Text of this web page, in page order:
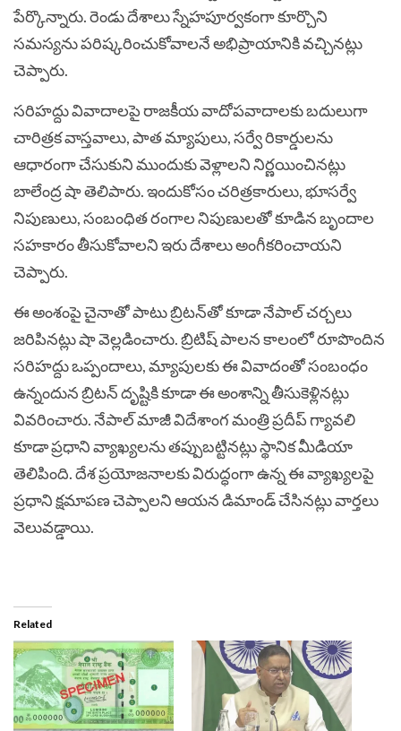
పేర్కొన్నారు. రెండు దేశాలు స్నేహపూర్వకంగా కూర్చొని
సమస్యను పరిష్కరించుకోవాలనే అభిప్రాయానికి వచ్చినట్లు
చెప్పారు.
సరిహద్దు వివాదాలపై రాజకీయ వాదోపవాదాలకు బదులుగా
చారిత్రక వాస్తవాలు, పాత మ్యాపులు, సర్వే రికార్డులను
ఆధారంగా చేసుకుని ముందుకు వెళ్లాలని నిర్ణయించినట్లు
బాలేంద్ర షా తెలిపారు. ఇందుకోసం చరిత్రకారులు, భూసర్వే
నిపుణులు, సంబంధిత రంగాల నిపుణులతో కూడిన బృందాల
సహకారం తీసుకోవాలని ఇరు దేశాలు అంగీకరించాయని
చెప్పారు.
ఈ అంశంపై చైనాతో పాటు బ్రిటన్‌తో కూడా నేపాల్ చర్చలు
జరిపినట్లు షా వెల్లడించారు. బ్రిటిష్ పాలన కాలంలో రూపొందిన
సరిహద్దు ఒప్పందాలు, మ్యాపులకు ఈ వివాదంతో సంబంధం
ఉన్నందున బ్రిటన్ దృష్టికి కూడా ఈ అంశాన్ని తీసుకెళ్లినట్లు
వివరించారు. నేపాల్ మాజీ విదేశాంగ మంత్రి ప్రదీప్ గ్యావలి
కూడా ప్రధాని వ్యాఖ్యలను తప్పుబట్టినట్లు స్థానిక మీడియా
తెలిపింది. దేశ ప్రయోజనాలకు విరుద్ధంగా ఉన్న ఈ వ్యాఖ్యలపై
ప్రధాని క్షమాపణ చెప్పాలని ఆయన డిమాండ్ చేసినట్లు వార్తలు
వెలువడ్డాయి.
Related